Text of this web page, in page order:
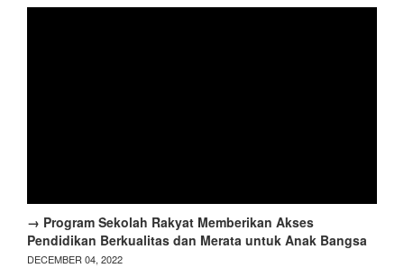
→ Program Sekolah Rakyat Memberikan Akses
Pendidikan Berkualitas dan Merata untuk Anak Bangsa
DECEMBER 04, 2022